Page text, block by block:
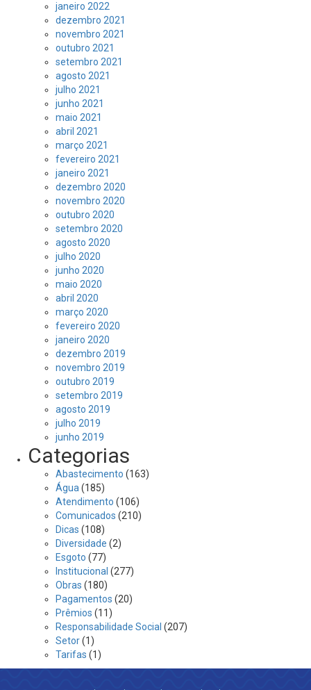
janeiro 2022
dezembro 2021
novembro 2021
outubro 2021
setembro 2021
agosto 2021
julho 2021
junho 2021
maio 2021
abril 2021
março 2021
fevereiro 2021
janeiro 2021
dezembro 2020
novembro 2020
outubro 2020
setembro 2020
agosto 2020
julho 2020
junho 2020
maio 2020
abril 2020
março 2020
fevereiro 2020
janeiro 2020
dezembro 2019
novembro 2019
outubro 2019
setembro 2019
agosto 2019
julho 2019
junho 2019
Categorias
Abastecimento (163)
Água (185)
Atendimento (106)
Comunicados (210)
Dicas (108)
Diversidade (2)
Esgoto (77)
Institucional (277)
Obras (180)
Pagamentos (20)
Prêmios (11)
Responsabilidade Social (207)
Setor(1)
Tarifas (1)